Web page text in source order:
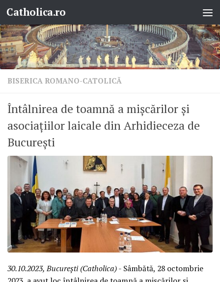
Skip to content
Catholica.ro
BISERICA ROMANO-CATOLICĂ
Întâlnirea de toamnă a mișcărilor și
asociațiilor laicale din Arhidieceza de
București
30.10.2023, București (Catholica)- Sâmbătă, 28 octombrie